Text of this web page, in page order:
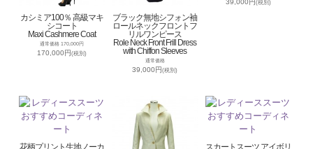
カシミア100％ 高級マキ
シコート
Maxi Cashmere Coat
通常価格 170,000円
170,000円(税別)
ブラック無地シフォン袖
ロールネックフロントフ
リルワンピース
Role Neck Front Frill Dress
with Chiffon Sleeves
通常価格
39,000円(税別)
39,000円 (税別)